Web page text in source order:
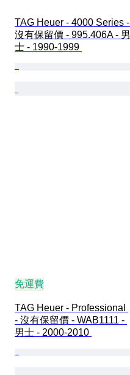
TAG Heuer - 4000 Series -
沒有保留價 - 995.406A - 男
士 - 1990-1999
免運費
TAG Heuer - Professional
- 沒有保留價 - WAB1111 -
男士 - 2000-2010